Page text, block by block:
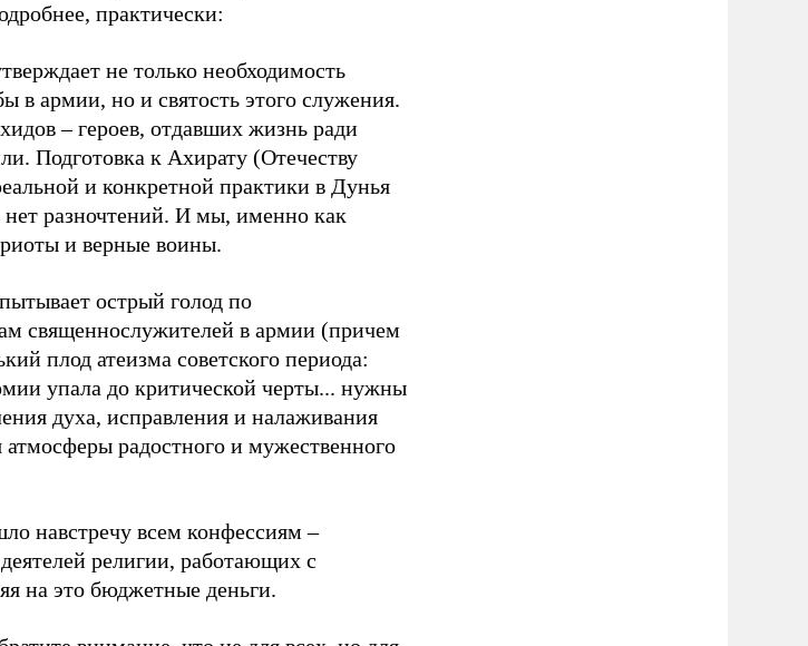
практически:
не только необходимость
в армии, но и святость этого служения.
– героев, отдавших жизнь ради
Подготовка к Ахирату (Отечеству
и конкретной практики в Дунья
нет разночтений. И мы, именно как
и верные воины.
острый голод по
священнослужителей в армии (причем
плод атеизма советского периода:
упала до критической черты... нужны
духа, исправления и налаживания
радостного и мужественного
навстречу всем конфессиям –
религии, работающих с
на это бюджетные деньги.